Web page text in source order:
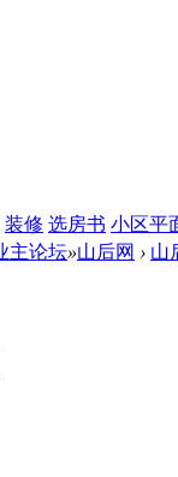
装修 选房书 小区平
主论坛»山后网 › 山